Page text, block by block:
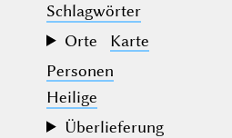
Schlagwörter
Orte
Karte
Personen
Heilige
Überlieferung